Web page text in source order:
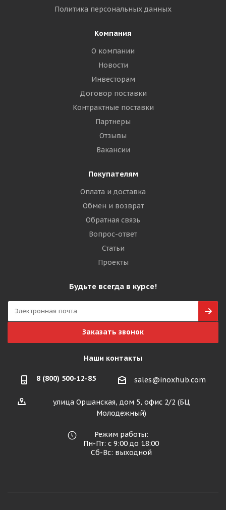
Политика персональных данных
Компания
О компании
Новости
Инвесторам
Договор поставки
Контрактные поставки
Партнеры
Отзывы
Вакансии
Покупателям
Оплата и доставка
Обмен и возврат
Обратная связь
Вопрос-ответ
Статьи
Проекты
Будьте всегда в курсе!
Заказать звонок
Наши контакты
8 (800) 500-12-85 sales@inoxhub.com
улица Оршанская, дом 5, офис 2/2 (БЦ
Молодежный)
Режим работы:
Пн-Пт: с 9:00 до 18:00
Сб-Вс: выходной